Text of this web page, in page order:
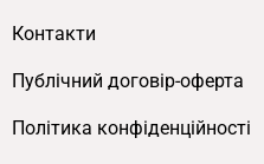
зоні меблі
матеріалу принципово
Контакти
Публічний договір-оферта
Політика конфіденційності